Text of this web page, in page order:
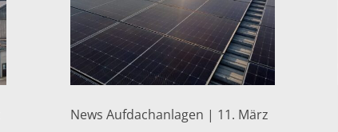
News Aufdachanlagen | 11. März